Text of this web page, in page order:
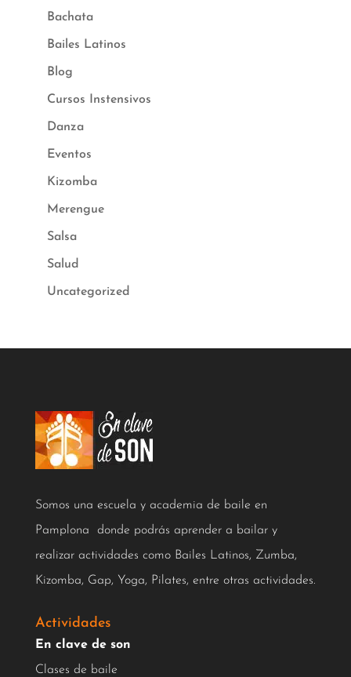
Bachata
Bailes Latinos
Blog
Cursos Instensivos
Danza
Eventos
Kizomba
Merengue
Salsa
Salud
Uncategorized
Somos una escuela y academia de baile en
Pamplona donde podrás aprender a bailar y
realizar actividades como Bailes Latinos, Zumba,
Kizomba, Gap, Yoga, Pilates, entre otras actividades.
Actividades
En clave de son
Clases de baile